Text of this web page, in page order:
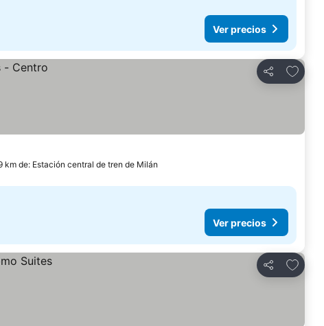
Ver precios
Compartir
km de: Estación central de tren de Milán
Ver precios
Compartir